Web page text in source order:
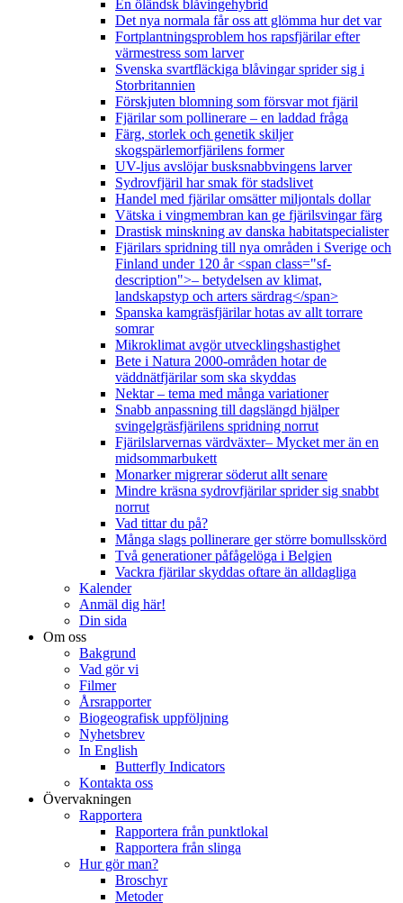
En öländsk blåvingehybrid
Det nya normala får oss att glömma hur det var
Fortplantningsproblem hos rapsfjärilar efter
värmestress som larver
Svenska svartfläckiga blåvingar sprider sig i
Storbritannien
Förskjuten blomning som försvar mot fjäril
Fjärilar som pollinerare – en laddad fråga
Färg, storlek och genetik skiljer
skogspärlemorfjärilens former
UV-ljus avslöjar busksnabbvingens larver
Sydrovfjäril har smak för stadslivet
Handel med fjärilar omsätter miljontals dollar
Vätska i vingmembran kan ge fjärilsvingar färg
Drastisk minskning av danska habitatspecialister
Fjärilars spridning till nya områden i Sverige och
Finland under 120 år <span class="sf-
description">– betydelsen av klimat,
landskapstyp och arters särdrag</span>
Spanska kamgräsfjärilar hotas av allt torrare
somrar
Mikroklimat avgör utvecklingshastighet
Bete i Natura 2000-områden hotar de
väddnätfjärilar som ska skyddas
Nektar – tema med många variationer
Snabb anpassning till dagslängd hjälper
svingelgräsfjärilens spridning norrut
Fjärilslarvernas värdväxter– Mycket mer än en
midsommarbukett
Monarker migrerar söderut allt senare
Mindre kräsna sydrovfjärilar sprider sig snabbt
norrut
Vad tittar du på?
Många slags pollinerare ger större bomullsskörd
Två generationer påfågelöga i Belgien
Vackra fjärilar skyddas oftare än alldagliga
Kalender
Anmäl dig här!
Din sida
Om oss
Bakgrund
Vad gör vi
Filmer
Årsrapporter
Biogeografisk uppföljning
Nyhetsbrev
In English
Butterfly Indicators
Kontakta oss
Övervakningen
Rapportera
Rapportera från punktlokal
Rapportera från slinga
Hur gör man?
Broschyr
Metoder